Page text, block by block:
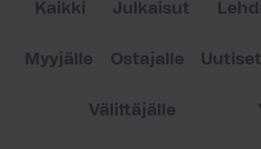
Kaikki Julkaisut
Myyjälle Ostajalle Uutiset
Välittäjälle